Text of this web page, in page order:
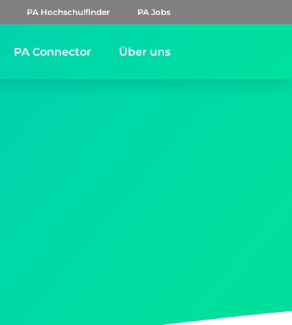
PA Hochschulfinder PA Jobs
PA Connector Über uns